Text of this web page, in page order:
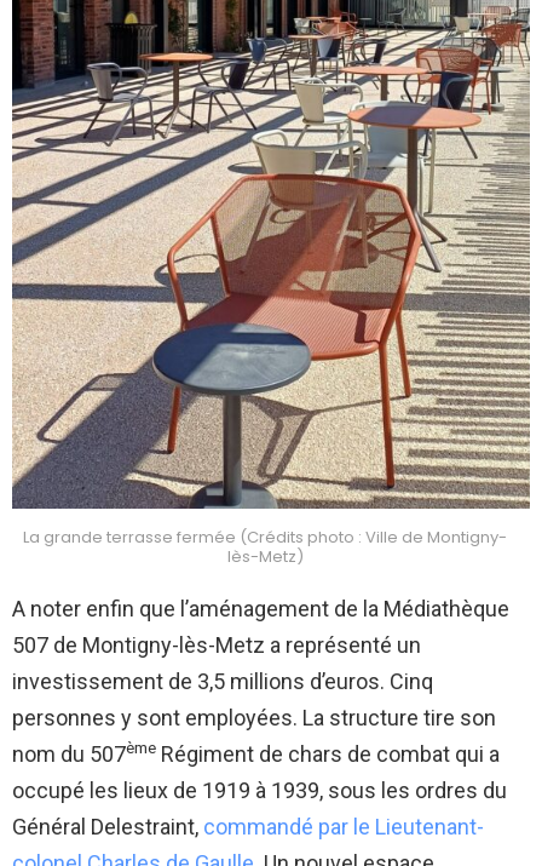
La grande terrasse fermée (Crédits photo : Ville de Montigny-
lès-Metz)
A noter enfin que l’aménagement de la Médiathèque
507 de Montigny-lès-Metz a représenté un
investissement de 3,5 millions d’euros. Cinq
personnes y sont employées. La structure tire son
nom du 507ème Régiment de chars de combat qui a
occupé les lieux de 1919 à 1939, sous les ordres du
Général Delestraint, commandé par le Lieutenant-